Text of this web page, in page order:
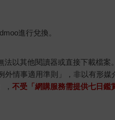
進行兌換。
法以其他閱讀器或直接下載檔案
情事適用準則」，非以有形
不受「網購服務需提供七日鑑